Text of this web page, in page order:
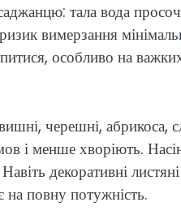
тала вода
вимерзання
особливо на
черешні, абрикоса,
і менше хворіють.
декоративні
на повну потужність.